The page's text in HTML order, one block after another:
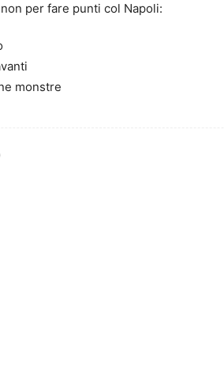
per fare punti col Napoli:
monstre